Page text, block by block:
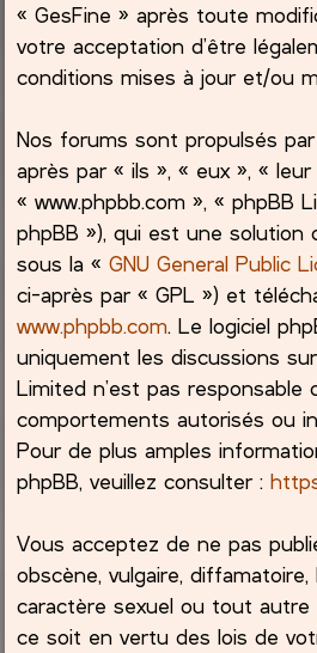
« GesFine » après toute
votre acceptation d’être
conditions mises à jour et/ou
Nos forums sont propulsés
après par « ils », « eux », « leur
« www.phpbb.com », « phpBB
phpBB »), qui est une solution
sous la «GNU General Public
ci-après par « GPL ») et
www.phpbb.com. Le logiciel
uniquement les discussions
Limited n’est pas
comportements autorisés ou
Pour de plus amples
phpBB, veuillez consulter :
Vous acceptez de ne pas
obscène, vulgaire,
caractère sexuel ou tout autre
ce soit en vertu des lois de